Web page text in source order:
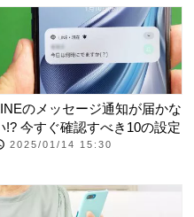
のメッセージ通知が届かな
!? 今すぐ確認すべき10の設定
2025/01/14 15:30